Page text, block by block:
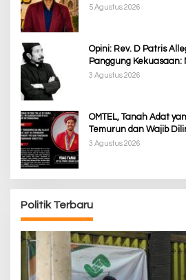
Provokasi
5 Agustus 2026
Opini: Rev. D Patris
Panggung Kekuasaan:
dari Politik Simbolik
3 Agustus 2026
OMTEL, Tanah Adat
Temurun dan Wajib
3 Agustus 2026
Politik Terbaru